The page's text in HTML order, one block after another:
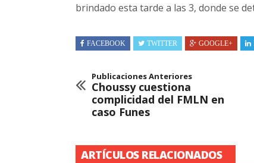
brindado esta tarde a las 3, donde se
FACEBOOK TWITTER GOOGLE+
Publicaciones Anteriores
Choussy cuestiona
complicidad del FMLN en
caso Funes
ARTÍCULOS RELACIONADOS